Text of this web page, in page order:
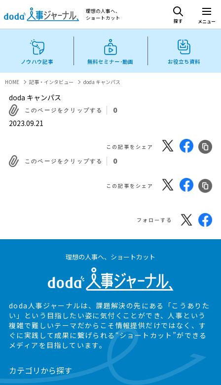
理想の人事へ、
ショートカット
探す メニュー
ノウハウ記事 無料セミナー･動画 お役立ち資料
HOME 記事・インタビュー doda キャンパス
doda キャンパス
このページをクリップする 0
2023.09.21
この記事をシェア
このページをクリップする 0
この記事をシェア
フォローする
理想の人事へ、ショートカット
doda人事ジャーナルは、課題解決の先にある
「こうありた
い」という目指したい姿に気付くことができ、人事という
複雑で難しいテーマだからこそ情報提供だけではなく、 す
ぐに実践して成果に繋げられる“ショートカット”ができる
メディアを目指しています。
カテゴリから探す